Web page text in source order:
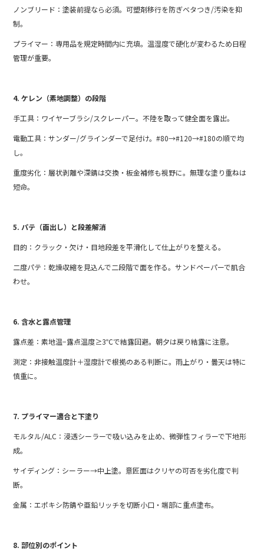
ノンブリード：塗装前提なら必須。可塑剤移行を防ぎベタつき/汚染を抑
制。
プライマー：専用品を規定時間内に充填。温湿度で硬化が変わるため日程
管理が重要。
4. ケレン（素地調整）の段階
手工具：ワイヤーブラシ/スクレーパー。不陸を取って健全面を露出。
電動工具：サンダー/グラインダーで足付け。#80→#120→#180の順で均
し。
重度劣化：層状剥離や深錆は交換・板金補修も視野に。無理な塗り重ねは
短命。
5. パテ（面出し）と段差解消
目的：クラック・欠け・目地段差を平滑化して仕上がりを整える。
二度パテ：乾燥収縮を見込んで二段階で面を作る。サンドペーパーで肌合
わせ。
6. 含水と露点管理
露点差：素地温−露点温度≥3℃で結露回避。朝夕は戻り結露に注意。
測定：非接触温度計＋湿度計で根拠のある判断に。雨上がり・曇天は特に
慎重に。
7. プライマー適合と下塗り
モルタル/ALC：浸透シーラーで吸い込みを止め、微弾性フィラーで下地形
成。
サイディング：シーラー→中上塗。意匠面はクリヤの可否を劣化度で判
断。
金属：エポキシ防錆や亜鉛リッチを切断小口・端部に重点塗布。
8. 部位別のポイント